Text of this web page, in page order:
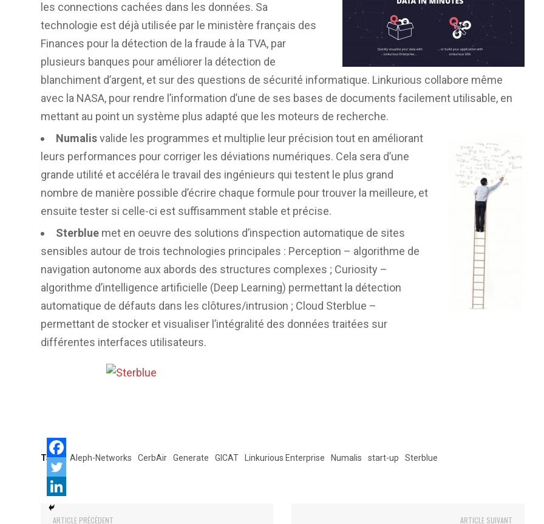
les connections cachées dans les données. Sa
technologie est déjà utilisée par le ministère français des
Finances pour la détection de la fraude à la TVA, par
plusieurs banques pour améliorer la détection de
blanchiment d’argent, et sur des questions de sécurité informatique. Linkurious collabore même
avec la NASA, pour rendre l’information d’une de ses bases de documents facilement utilisable, en
mettant au point un système plus adapté que les moteurs de recherche.
Numalisvalide les programmes et multiplie leur précision tout en améliorant
leurs performances pour corriger les déviations numériques. Cela sera d’une
grande utilité et accéléra le travail des ingénieurs qui testent le plus grand
nombre de manière possible d’écrire chaque formule pour trouver la meilleure, et
ensuite tester si celle-ci est suffisamment stable et précise.
Sterblue met en oeuvre des solutions d’inspection automatique de sites
sensibles autour de trois technologies principales : Perception – algorithme de
navigation autonome aux abords des structures complexes ; Curiosity –
algorithme d’intelligence artificielle (Deep Learning) permettant la détection
automatique de défauts dans les clôtures/intrusion ; Cloud Sterblue –
permettant de stocker et visualiser l’intégralité des données traitées sur
différentes interfaces utilisateurs.
Tags: Aleph-Networks CerbAir Generate GICAT Linkurious Enterprise Numalis start-up Sterblue
ARTICLE PRÉCÉDENT ARTICLE SUIVANT